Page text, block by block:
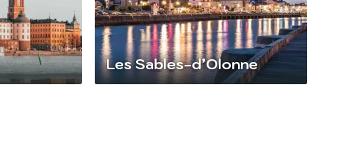
Les Sables-d’Olonne